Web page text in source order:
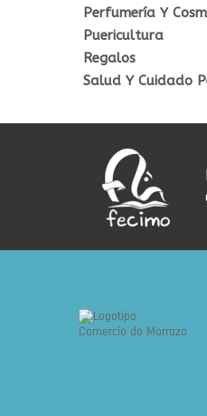
Perfumería Y
Puericultura
Regalos
Salud Y Cuidado